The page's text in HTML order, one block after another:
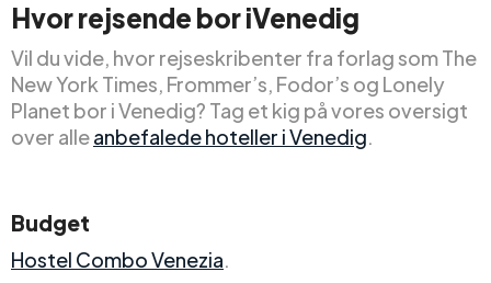
Hvor rejsende bor iVenedig
Vil du vide, hvor rejseskribenter fra forlag som The
New York Times, Frommer’s, Fodor’s og Lonely
Planet bor i Venedig? Tag et kig på vores oversigt
over alleanbefalede hoteller i Venedig.
Budget
Hostel Combo Venezia.